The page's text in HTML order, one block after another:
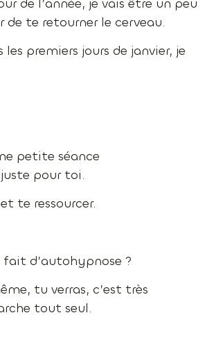
de l’année, je vais être un peu
te retourner le cerveau.
premiers jours de janvier, je
petite séance
pour toi.
te ressourcer.
fait d’autohypnose ?
tu verras, c’est très
tout seul.